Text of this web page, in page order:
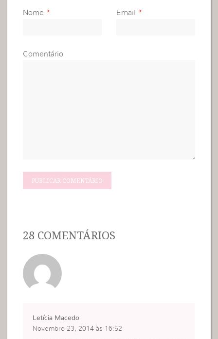
Nome * Email *
Comentário
28 COMENTÁRIOS
Letícia Macedo
Novembro 23, 2014 às 16:52